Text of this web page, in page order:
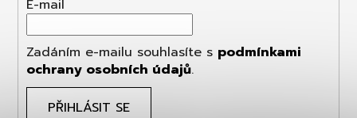
E-mail
Zadáním e-mailu souhlasíte s podmínkami
ochrany osobních údajů.
PŘIHLÁSIT SE